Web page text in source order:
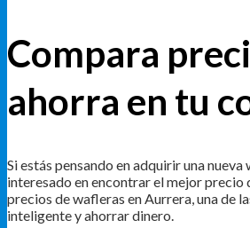
Compara
ahorra en tu
Si estás pensando en adquirir una
interesado en encontrar el mejor
precios de wafleras en Aurrera, una de
inteligente y ahorrar dinero.